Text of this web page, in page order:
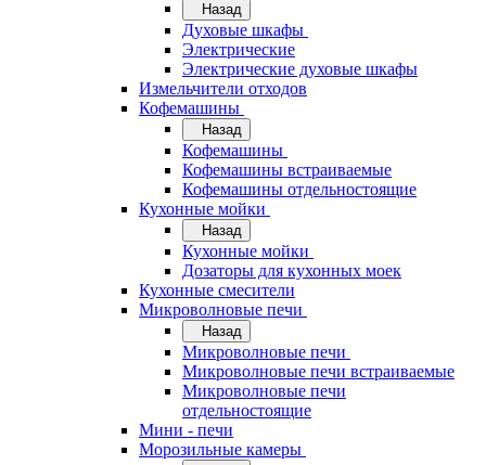
Назад
Духовые шкафы
Электрические
Электрические духовые шкафы
Измельчители отходов
Кофемашины
Назад
Кофемашины
Кофемашины встраиваемые
Кофемашины отдельностоящие
Кухонные мойки
Назад
Кухонные мойки
Дозаторы для кухонных моек
Кухонные смесители
Микроволновые печи
Назад
Микроволновые печи
Микроволновые печи встраиваемые
Микроволновые печи
отдельностоящие
Мини - печи
Морозильные камеры